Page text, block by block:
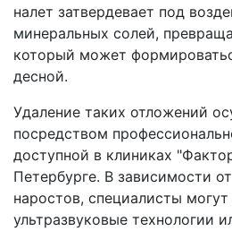
налет затвердевает под
минеральных солей,
который может
десной.
Удаление таких отложений
посредством
доступной в клиниках
Петербурге. В зависимости
наростов, специалисты могут
ультразвуковые технологии